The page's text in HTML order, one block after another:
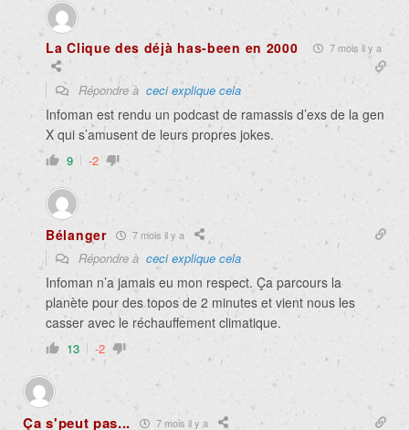
La Clique des déjà has-been en 2000 7 mois il y a
Répondre à ceci explique cela
Infoman est rendu un podcast de ramassis d’exs de la gen
X qui s’amusent de leurs propres jokes.
9 -2
Bélanger 7 mois il y a
Répondre à ceci explique cela
Infoman n’a jamais eu mon respect. Ça parcours la
planète pour des topos de 2 minutes et vient nous les
casser avec le réchauffement climatique.
13 -2
Ça s'peut pas... 7 mois il y a